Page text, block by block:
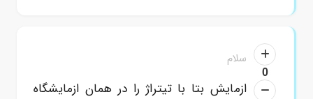
0
سلام
ازمایش بتا با تیتراژ را در همان ازمایشگاه